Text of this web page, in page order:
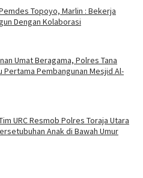
Topoyo, Marlin : Bekerja
Dengan Kolaborasi
Umat Beragama, Polres Tana
Pertama Pembangunan Mesjid Al-
URC Resmob Polres Toraja Utara
Anak di Bawah Umur